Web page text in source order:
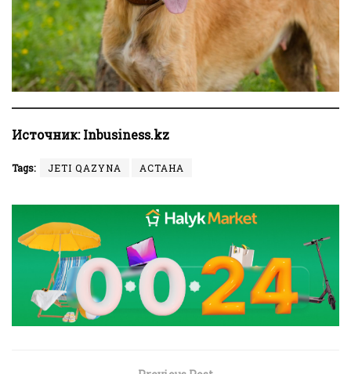
Источник:Inbusiness.kz
Tags: JETI QAZYNA АСТАНА